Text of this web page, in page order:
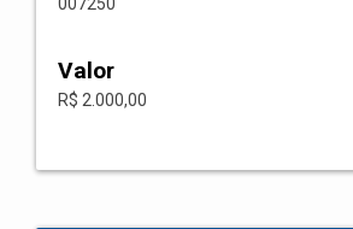
Valor
R$ 2.000,00